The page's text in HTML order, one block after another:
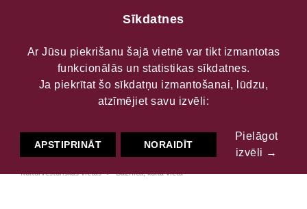
Zaļenieku Luterāņu
baznīca
Kultūrvēsturiskās vietas Baznīca, kulta vieta
Sīkdatnes
Ar Jūsu piekrišanu šajā vietnē var tikt izmantotas
funkcionālās un statistikas sīkdatnes.
Ja piekrītat šo sīkdatņu izmantošanai, lūdzu,
atzīmējiet savu izvēli:
APSTIPRINĀT NORAIDĪT
Pielāgot
izvēli →